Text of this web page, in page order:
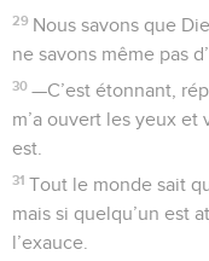
29 Nous savons que
ne savons même pas
30 —C’est étonnant,
m’a ouvert les yeux et
est.
31 Tout le monde sait
mais si quelqu’un est
l’exauce.